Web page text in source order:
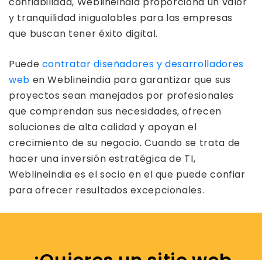
y tranquilidad inigualables para las empresas
que buscan tener éxito digital.
Puede contratar diseñadores y desarrolladores
web en Weblineindia para garantizar que sus
proyectos sean manejados por profesionales
que comprendan sus necesidades, ofrecen
soluciones de alta calidad y apoyan el
crecimiento de su negocio. Cuando se trata de
hacer una inversión estratégica de TI,
Weblineindia es el socio en el que puede confiar
para ofrecer resultados excepcionales.